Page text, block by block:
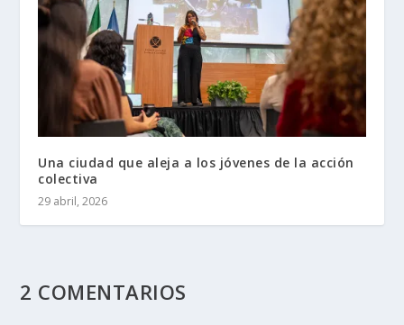
Una ciudad que aleja a los jóvenes de la acción
colectiva
29 abril, 2026
2 COMENTARIOS